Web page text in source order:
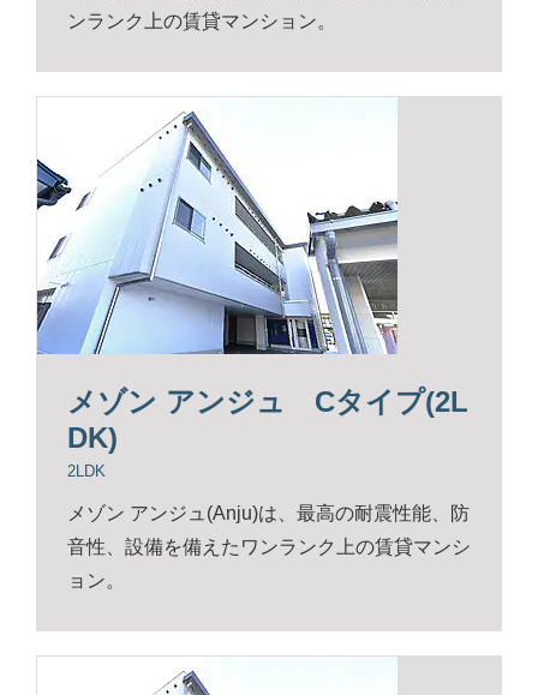
ンランク上の賃貸マンション。
メゾン アンジュ Cタイプ(2L
DK)
2LDK
メゾン アンジュ(Anju)は、最高の耐震性能、防
音性、設備を備えたワンランク上の賃貸マンシ
ョン。